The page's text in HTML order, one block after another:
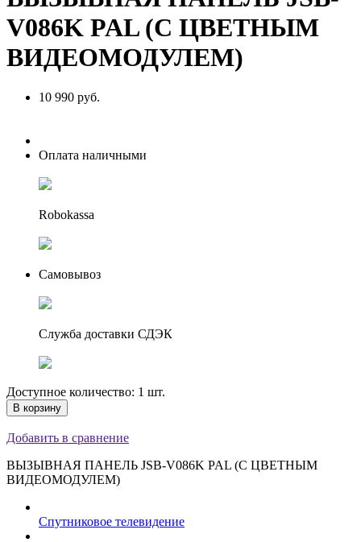
V086K PAL (С ЦВЕТНЫМ
ВИДЕОМОДУЛЕМ)
10 990 руб.
Оплата наличными
Robokassa
Самовывоз
Служба доставки СДЭК
Доступное количество: 1 шт.
В корзину
Добавить в сравнение
ВЫЗЫВНАЯ ПАНЕЛЬ JSB-V086K PAL (С ЦВЕТНЫМ
ВИДЕОМОДУЛЕМ)
Спутниковое телевидение